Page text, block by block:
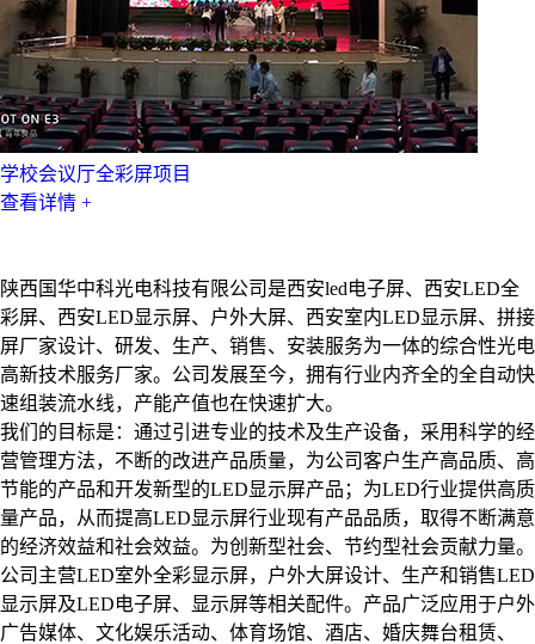
学校会议厅全彩屏项目
查看详情 +
陕西国华中科光电科技有限公司是西安led电子屏、西安LED全
彩屏、西安LED显示屏、户外大屏、西安室内LED显示屏、拼接
屏厂家设计、研发、生产、销售、安装服务为一体的综合性光电
高新技术服务厂家。公司发展至今，拥有行业内齐全的全自动快
速组装流水线，产能产值也在快速扩大。
我们的目标是：通过引进专业的技术及生产设备，采用科学的经
营管理方法，不断的改进产品质量，为公司客户生产高品质、高
节能的产品和开发新型的LED显示屏产品；为LED行业提供高质
量产品，从而提高LED显示屏行业现有产品品质，取得不断满意
的经济效益和社会效益。为创新型社会、节约型社会贡献力量。
公司主营LED室外全彩显示屏，户外大屏设计、生产和销售LED
显示屏及LED电子屏、显示屏等相关配件。产品广泛应用于户外
广告媒体、文化娱乐活动、体育场馆、酒店、婚庆舞台租赁、